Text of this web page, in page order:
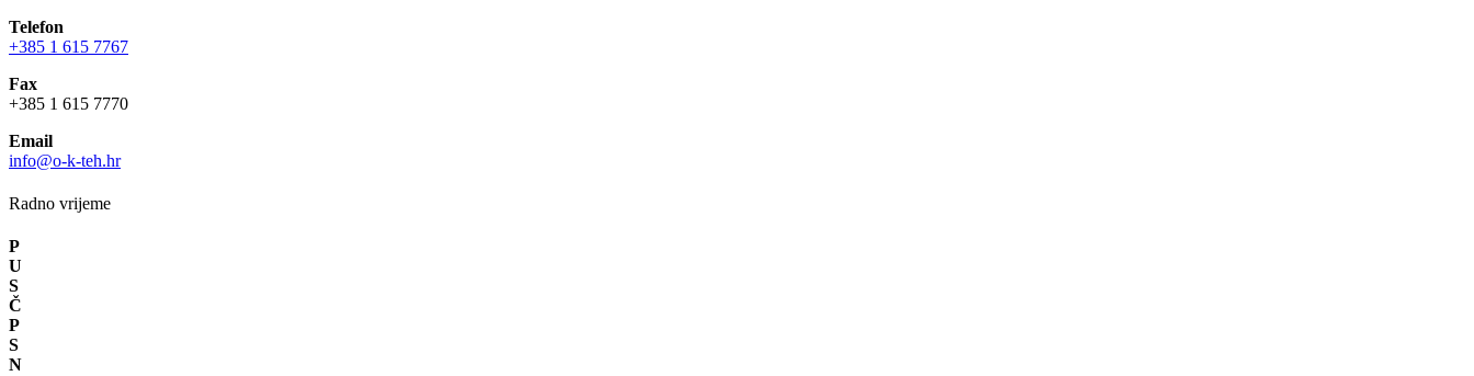
Telefon
+385 1 615 7767
Fax
+385 1 615 7770
Email
info@o-k-teh.hr
Radno vrijeme
P
U
S
Č
P
S
N